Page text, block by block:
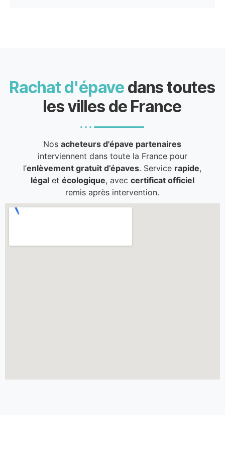
Rachat d'épave dans toutes
les villes de France
Nosacheteurs d'épave partenaires
interviennent dans toute la France pour
l’enlèvement gratuit d’épaves. Service rapide,
légalet écologique, avec certificat officiel
remis après intervention.